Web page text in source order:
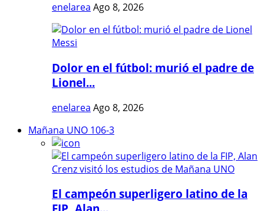
enelarea Ago 8, 2026
Dolor en el fútbol: murió el padre de
Lionel...
enelarea Ago 8, 2026
Mañana UNO 106-3
El campeón superligero latino de la